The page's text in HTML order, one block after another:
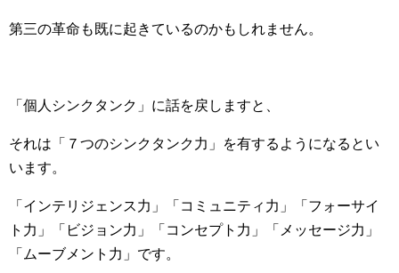
第三の革命も既に起きているのかもしれません。
「個人シンクタンク」に話を戻しますと、
それは「７つのシンクタンク力」を有するようになるとい
います。
「インテリジェンス力」「コミュニティ力」「フォーサイ
ト力」「ビジョン力」「コンセプト力」「メッセージ力」
「ムーブメント力」です。